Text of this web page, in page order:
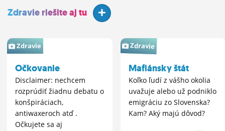
Zdravie riešite aj tu
Zdravie
Očkovanie
Disclaimer: nechcem
rozprúdiť žiadnu debatu o
konšpiráciach,
antiwaxeroch atď .
Očkujete sa aj
Zdravie
Mafiánsky štát
Koľko ľudí z vášho okolia
uvažuje alebo už podniklo
emigráciu zo Slovenska?
Kam? Aký majú dôvod?